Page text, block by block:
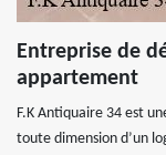
Entreprise de
appartement
F.K Antiquaire 34 est
toute dimension d’un